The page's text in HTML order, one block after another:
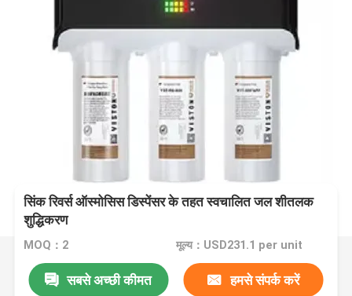
सिंक रिवर्स ऑस्मोसिस डिस्पेंसर के तहत स्वचालित जल शीतलक
शुद्धिकरण
MOQ：2 मूल्य：USD231.1 per unit
सबसे अच्छी कीमत हमसे संपर्क करें